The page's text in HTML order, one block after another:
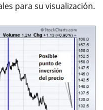
para su visualización.